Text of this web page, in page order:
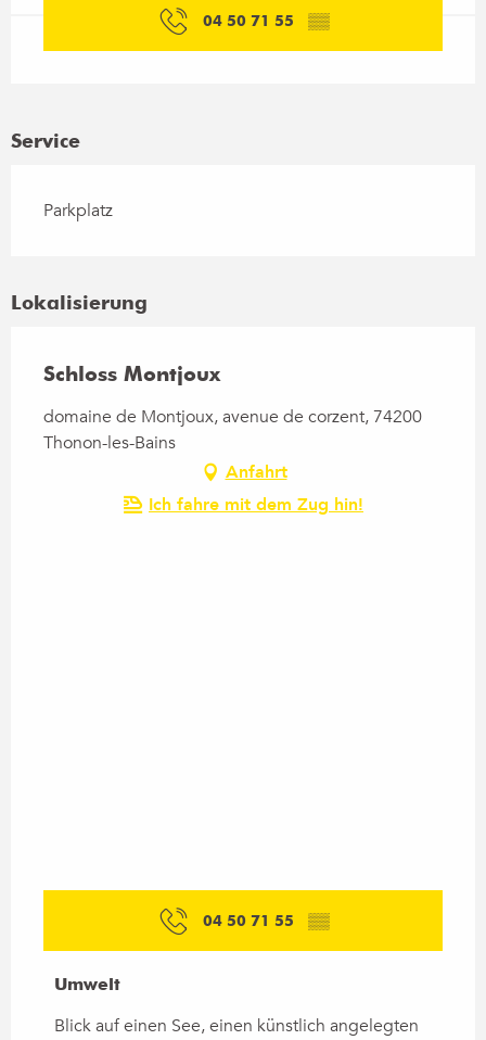
04 50 71 55 ▒▒
Service
Parkplatz
Lokalisierung
Schloss Montjoux
domaine de Montjoux, avenue de corzent, 74200
Thonon-les-Bains
Anfahrt
Ich fahre mit dem Zug hin!
04 50 71 55 ▒▒
Umwelt
Umwelt
Blick auf einen See, einen künstlich angelegten